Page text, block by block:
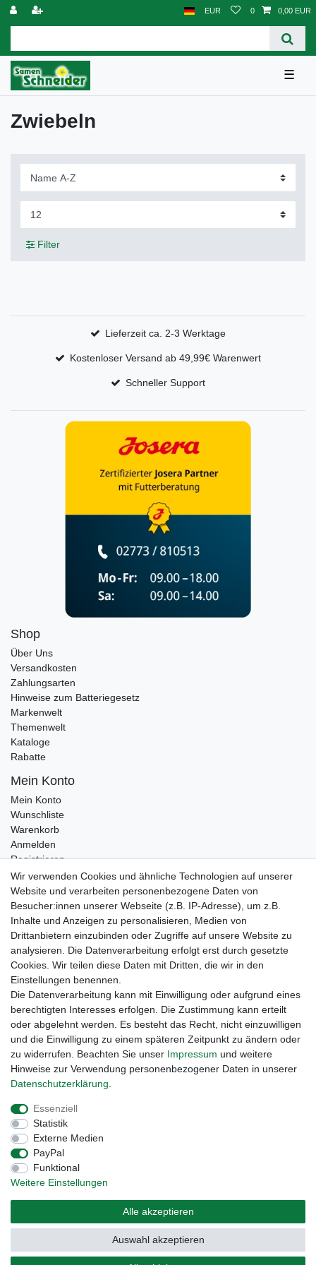
EUR 0 0,00 EUR
☰
Zwiebeln
Filter
Lieferzeit ca. 2-3 Werktage
Kostenloser Versand ab 49,99€ Warenwert
Schneller Support
Shop
Über Uns
Versandkosten
Zahlungsarten
Hinweise zum Batteriegesetz
Markenwelt
Themenwelt
Kataloge
Rabatte
Mein Konto
Mein Konto
Wunschliste
Warenkorb
Anmelden
Registrieren
Kontakt
Newsletter Anmeldung
Newsletter Abmeldung
Widerrufs­recht
© Copyright 2026 | Alle Rechte vorbehalten.
Wir verwenden Cookies und ähnliche Technologien auf unserer
Website und verarbeiten personenbezogene Daten von
Besucher:innen unserer Webseite (z.B. IP-Adresse), um z.B.
Inhalte und Anzeigen zu personalisieren, Medien von
Drittanbietern einzubinden oder Zugriffe auf unsere Website zu
analysieren. Die Datenverarbeitung erfolgt erst durch gesetzte
Cookies. Wir teilen diese Daten mit Dritten, die wir in den
Einstellungen benennen.
Die Datenverarbeitung kann mit Einwilligung oder aufgrund eines
berechtigten Interesses erfolgen. Die Zustimmung kann erteilt
oder abgelehnt werden. Es besteht das Recht, nicht einzuwilligen
und die Einwilligung zu einem späteren Zeitpunkt zu ändern oder
zu widerrufen. Beachten Sie unser Impressum und weitere
Hinweise zur Verwendung personenbezogener Daten in unserer
Daten­schutz­erklärung
Essenziell
Statistik
Externe Medien
PayPal
Funktional
Weitere Einstellungen
Alle akzeptieren
Auswahl akzeptieren